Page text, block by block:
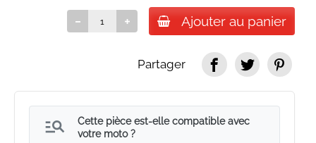
Ajouter au panier
Partager
manage_search
Cette pièce est-elle compatible avec
votre moto ?